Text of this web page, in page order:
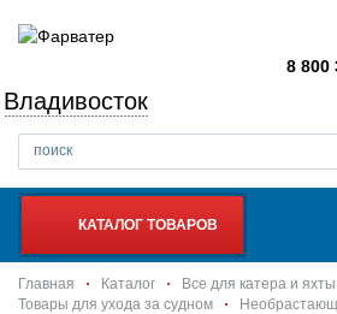
Владивосток
8 800
КАТАЛОГ ТОВАРОВ
Главная Каталог
Все для катера и яхты
Товары для ухода за судном